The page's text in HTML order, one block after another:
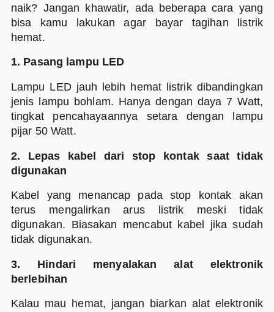
naik? Jangan khawatir, ada beberapa cara yang
bisa kamu lakukan agar bayar tagihan listrik
hemat.
1. Pasang lampu LED
Lampu LED jauh lebih hemat listrik dibandingkan
jenis lampu bohlam. Hanya dengan daya 7 Watt,
tingkat pencahayaannya setara dengan lampu
pijar 50 Watt.
2. Lepas kabel dari stop kontak saat tidak
digunakan
Kabel yang menancap pada stop kontak akan
terus mengalirkan arus listrik meski tidak
digunakan. Biasakan mencabut kabel jika sudah
tidak digunakan.
3. Hindari menyalakan alat elektronik
berlebihan
Kalau mau hemat, jangan biarkan alat elektronik